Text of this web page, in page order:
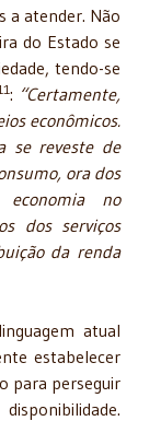
a atender. Não
do Estado se
tendo-se
: “Certamente,
econômicos.
se reveste de
ora dos
no
dos serviços
da renda
atual
estabelecer
para perseguir